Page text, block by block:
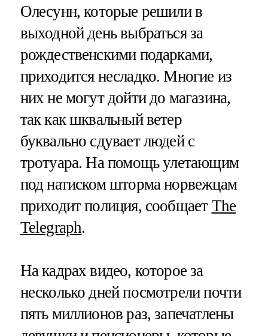
Олесунн, которые решили в
выходной день выбраться за
рождественскими подарками,
приходится несладко. Многие из
них не могут дойти до магазина,
так как шквальный ветер
буквально сдувает людей с
тротуара. На помощь улетающим
под натиском шторма норвежцам
приходит полиция, сообщает The
Telegraph.
На кадрах видео, которое за
несколько дней посмотрели почти
пять миллионов раз, запечатлены